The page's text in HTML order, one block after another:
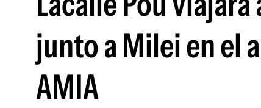
junto a Milei en el
AMIA